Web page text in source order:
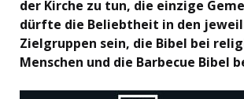
der Kirche zu tun, die einzige
dürfte die Beliebtheit in den
Zielgruppen sein, die Bibel bei
Menschen und die Barbecue Bibel